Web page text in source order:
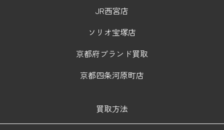
JR西宮店
ソリオ宝塚店
京都府ブランド買取
京都四条河原町店
買取方法